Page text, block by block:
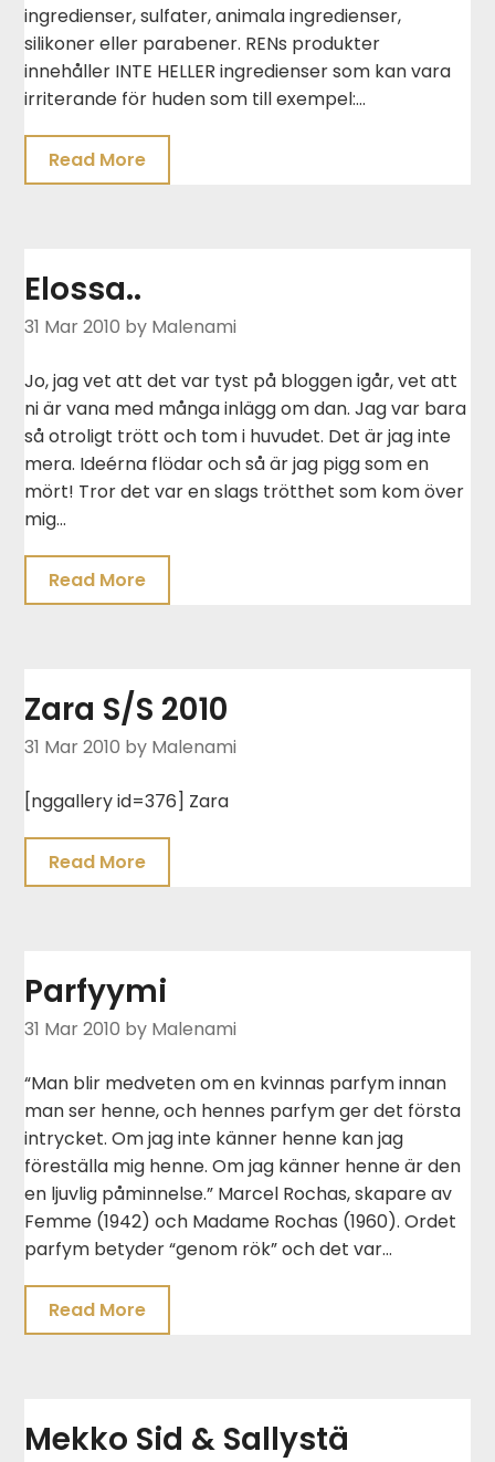
ingredienser, sulfater, animala ingredienser,
silikoner eller parabener. RENs produkter
innehåller INTE HELLER ingredienser som kan vara
irriterande för huden som till exempel:…
Read More
Elossa..
31 Mar 2010 by Malenami
Jo, jag vet att det var tyst på bloggen igår, vet att
ni är vana med många inlägg om dan. Jag var bara
så otroligt trött och tom i huvudet. Det är jag inte
mera. Ideérna flödar och så är jag pigg som en
mört! Tror det var en slags trötthet som kom över
mig…
Read More
Zara S/S 2010
31 Mar 2010 by Malenami
[nggallery id=376] Zara
Read More
Parfyymi
31 Mar 2010 by Malenami
“Man blir medveten om en kvinnas parfym innan
man ser henne, och hennes parfym ger det första
intrycket. Om jag inte känner henne kan jag
föreställa mig henne. Om jag känner henne är den
en ljuvlig påminnelse.” Marcel Rochas, skapare av
Femme (1942) och Madame Rochas (1960). Ordet
parfym betyder “genom rök” och det var…
Read More
Mekko Sid & Sallystä